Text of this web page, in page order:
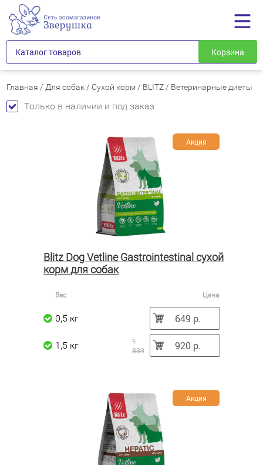
Каталог товаров Корзина
Главная / Для собак / Сухой корм / BLITZ / Ветеринарные диеты
Только в наличии и под заказ
Акция
Blitz Dog Vetline Gastrointestinal сухой
корм для собак
Вес Цена
0,5 кг 649 р.
1,5 кг
1
839
920 р.
Акция